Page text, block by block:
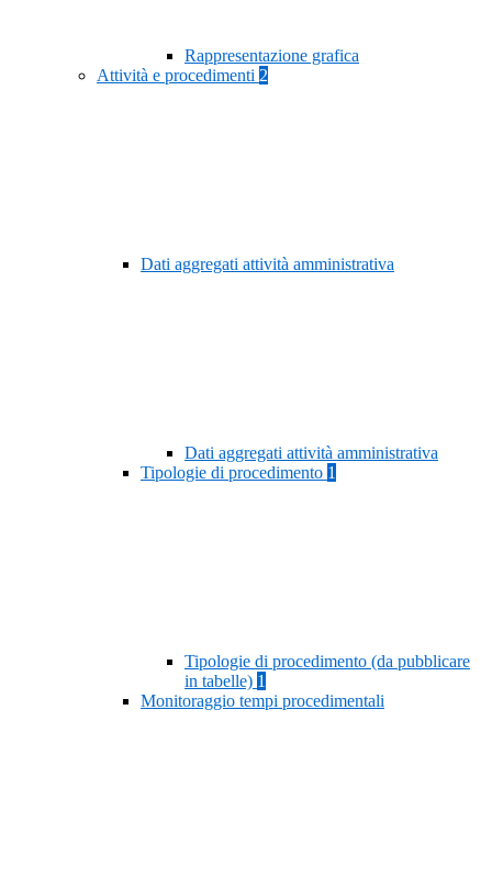
Rappresentazione grafica
Attività e procedimenti 2
Dati aggregati attività amministrativa
Dati aggregati attività amministrativa
Tipologie di procedimento 1
Tipologie di procedimento (da pubblicare
in tabelle) 1
Monitoraggio tempi procedimentali